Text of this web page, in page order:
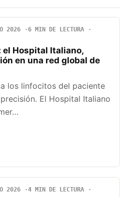
2026
6 MIN DE LECTURA
el Hospital Italiano,
en una red global de
los linfocitos del paciente
El Hospital Italiano
2026
4 MIN DE LECTURA